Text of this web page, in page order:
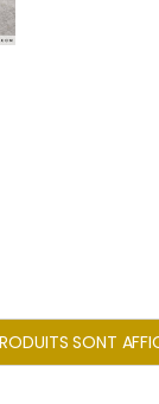
SONT